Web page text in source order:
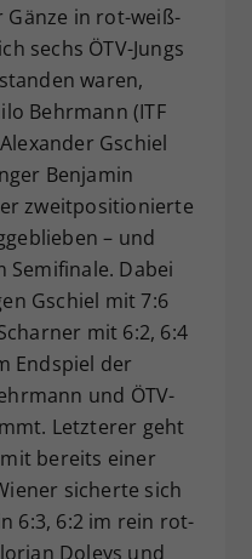
in rot-weiß-
sechs ÖTV-Jungs
waren,
Behrmann (ITF
Gschiel
Benjamin
zweitpositionierte
– und
Dabei
Gschiel mit 7:6
mit 6:2, 6:4
Endspiel der
und ÖTV-
Letzterer geht
bereits einer
sicherte sich
6:3, 6:2 im rein rot-
Doleys und